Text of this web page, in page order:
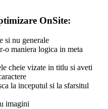
OnSite:
si nu generale
o maniera logica in meta
cheie vizate in titlu si aveti
la inceputul si la sfarsitul
imagini